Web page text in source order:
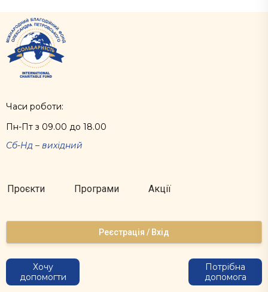
Часи роботи:
Пн-Пт з 09.00 до 18.00
Сб-Нд – вихідний
Проєкти Програми Акції
Реєстрація / Вхід
Хочу
допомогти
Потрібна
допомога